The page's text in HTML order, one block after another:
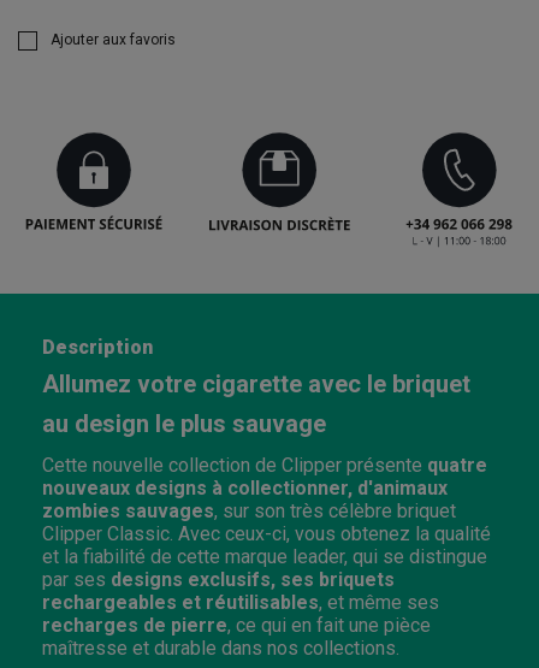
Ajouter aux favoris
Description
Allumez votre cigarette avec le briquet
au design le plus sauvage
Cette nouvelle collection de Clipper présente quatre
nouveaux designs à collectionner, d'animaux
zombies sauvages, sur son très célèbre briquet
Clipper Classic. Avec ceux-ci, vous obtenez la qualité
et la fiabilité de cette marque leader, qui se distingue
par ses designs exclusifs, ses briquets
rechargeables et réutilisables, et même ses
recharges de pierre, ce qui en fait une pièce
maîtresse et durable dans nos collections.